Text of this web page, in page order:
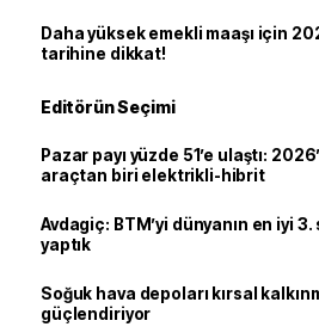
Daha yüksek emekli maaşı için
tarihine dikkat!
Editörün Seçimi
Pazar payı yüzde 51’e ulaştı:
araçtan biri elektrikli-hibrit
Avdagiç: BTM’yi dünyanın en iyi
yaptık
Soğuk hava depoları kırsal
güçlendiriyor